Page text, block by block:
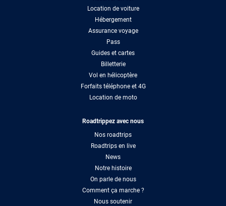
Location de voiture
Hébergement
Assurance voyage
Pass
Guides et cartes
Billetterie
Vol en hélicoptère
Forfaits téléphone et 4G
Location de moto
Roadtrippez avec nous
Nos roadtrips
Roadtrips en live
News
Notre histoire
On parle de nous
Comment ça marche ?
Nous soutenir